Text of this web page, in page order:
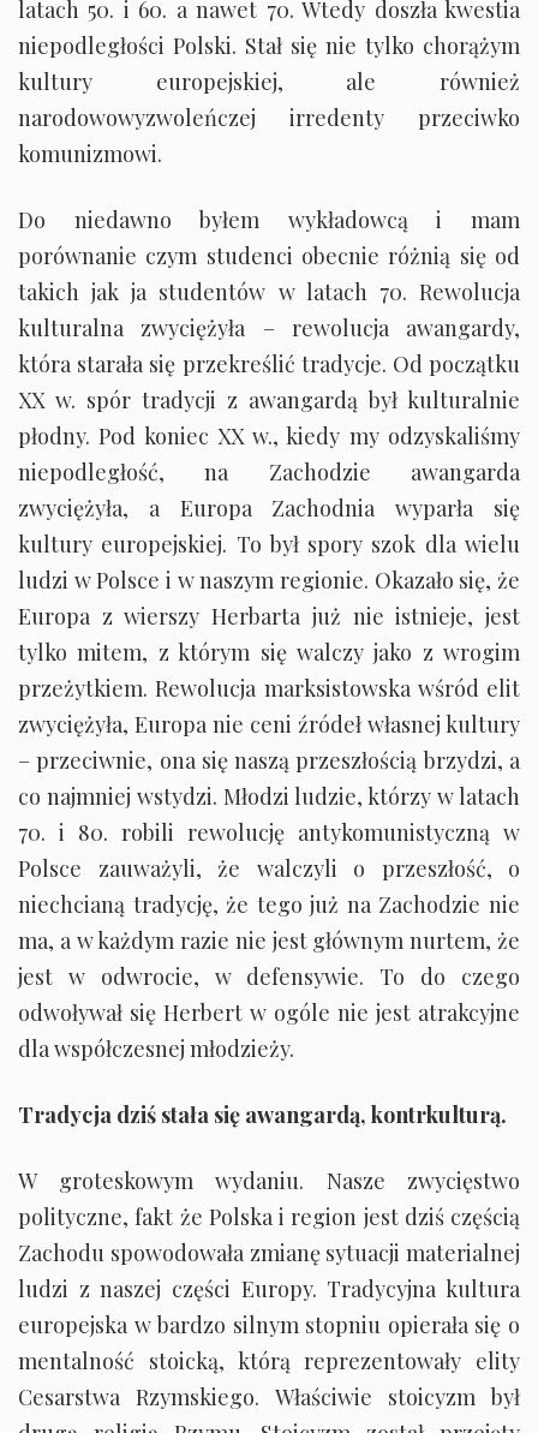
latach 50. i 60. a nawet 70. Wtedy doszła kwestia
niepodległości Polski. Stał się nie tylko chorążym
kultury europejskiej, ale również
narodowowyzwoleńczej irredenty przeciwko
komunizmowi.
Do niedawno byłem wykładowcą i mam
porównanie czym studenci obecnie różnią się od
takich jak ja studentów w latach 70. Rewolucja
kulturalna zwyciężyła – rewolucja awangardy,
która starała się przekreślić tradycje. Od początku
XX w. spór tradycji z awangardą był kulturalnie
płodny. Pod koniec XX w., kiedy my odzyskaliśmy
niepodległość, na Zachodzie awangarda
zwyciężyła, a Europa Zachodnia wyparła się
kultury europejskiej. To był spory szok dla wielu
ludzi w Polsce i w naszym regionie. Okazało się, że
Europa z wierszy Herbarta już nie istnieje, jest
tylko mitem, z którym się walczy jako z wrogim
przeżytkiem. Rewolucja marksistowska wśród elit
zwyciężyła, Europa nie ceni źródeł własnej kultury
– przeciwnie, ona się naszą przeszłością brzydzi, a
co najmniej wstydzi. Młodzi ludzie, którzy w latach
70. i 80. robili rewolucję antykomunistyczną w
Polsce zauważyli, że walczyli o przeszłość, o
niechcianą tradycję, że tego już na Zachodzie nie
ma, a w każdym razie nie jest głównym nurtem, że
jest w odwrocie, w defensywie. To do czego
odwoływał się Herbert w ogóle nie jest atrakcyjne
dla współczesnej młodzieży.
Tradycja dziś stała się awangardą, kontrkulturą.
W groteskowym wydaniu. Nasze zwycięstwo
polityczne, fakt że Polska i region jest dziś częścią
Zachodu spowodowała zmianę sytuacji materialnej
ludzi z naszej części Europy. Tradycyjna kultura
europejska w bardzo silnym stopniu opierała się o
mentalność stoicką, którą reprezentowały elity
Cesarstwa Rzymskiego. Właściwie stoicyzm był